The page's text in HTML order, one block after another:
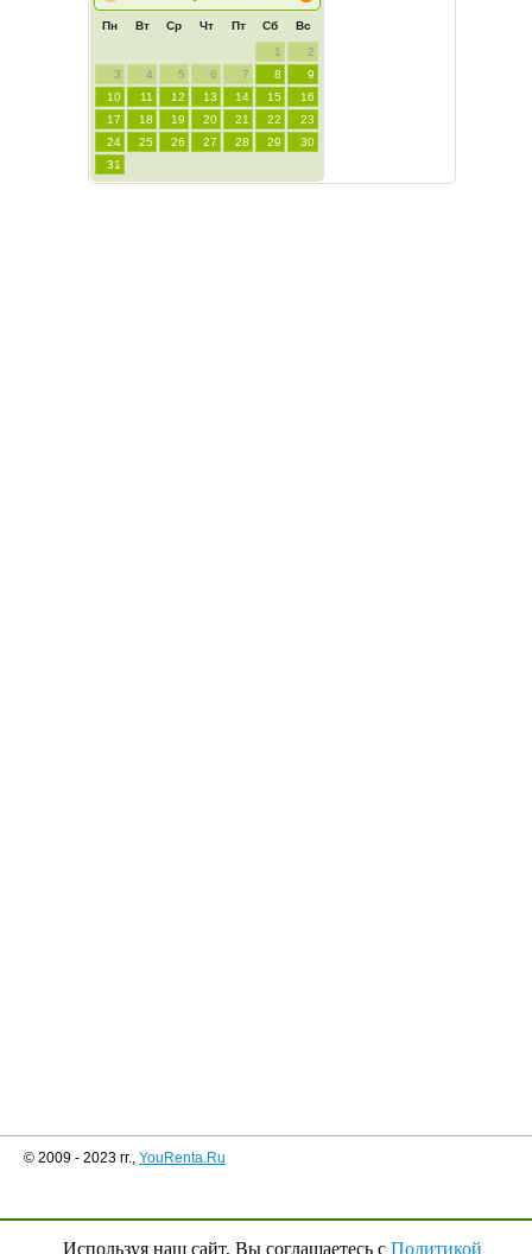
Пн Вт Ср Чт Пт Сб Вс
1
2
3
4 5 6 7 8
9
10
11 12 13 14 15
16
17
18 19 20 21 22
23
24
25 26 27 28 29
30
31
© 2009 - 2023 гг., YouRenta.Ru
Используя наш сайт, Вы соглашаетесь с Политикой